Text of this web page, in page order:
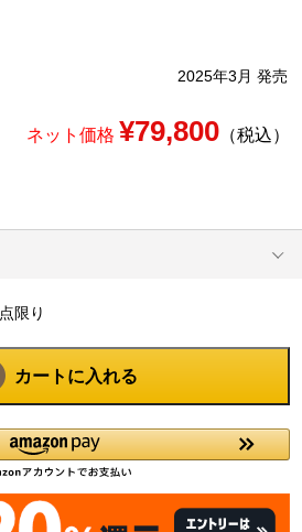
2025年3月 発売
ネット価格 ¥79,800（税込）
点限り
カートに入れる